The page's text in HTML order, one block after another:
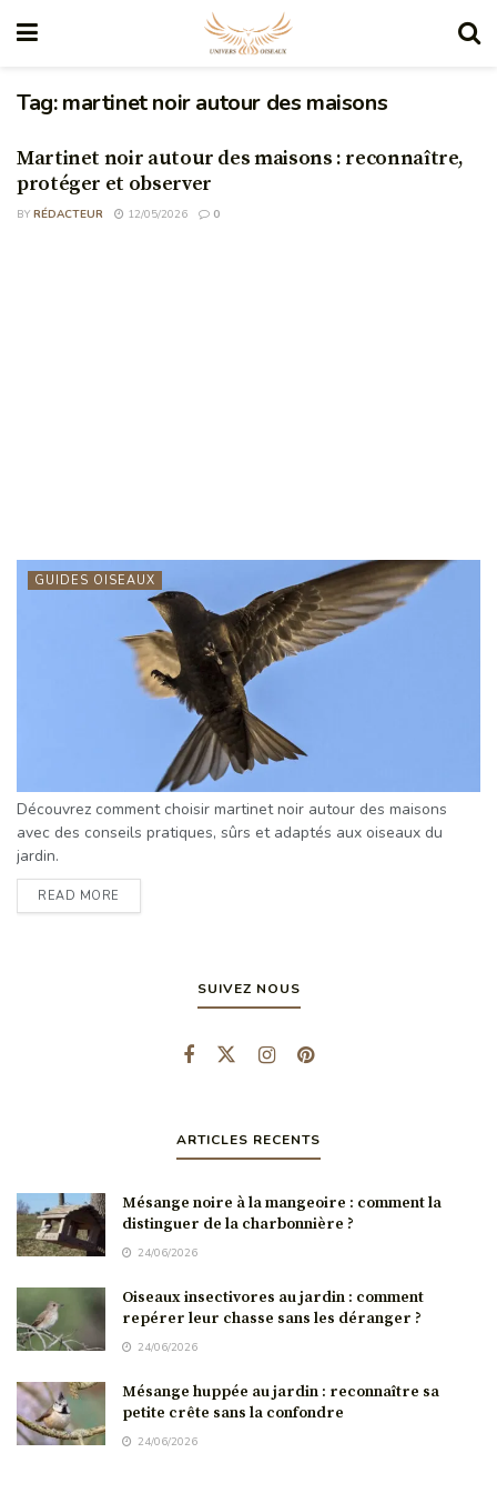
Tag:martinet noir autour des maisons
Martinet noir autour des maisons : reconnaître,
protéger et observer
BY RÉDACTEUR 12/05/2026 0
GUIDES OISEAUX
Découvrez comment choisir martinet noir autour des maisons
avec des conseils pratiques, sûrs et adaptés aux oiseaux du
jardin.
READ MORE
SUIVEZ NOUS
ARTICLES RECENTS
Mésange noire à la mangeoire : comment la
distinguer de la charbonnière ?
24/06/2026
Oiseaux insectivores au jardin : comment
repérer leur chasse sans les déranger ?
24/06/2026
Mésange huppée au jardin : reconnaître sa
petite crête sans la confondre
24/06/2026